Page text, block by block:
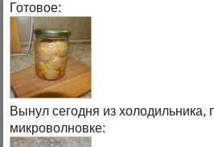
Готовое:
Вынул сегодня из холодильника,
микроволновке: